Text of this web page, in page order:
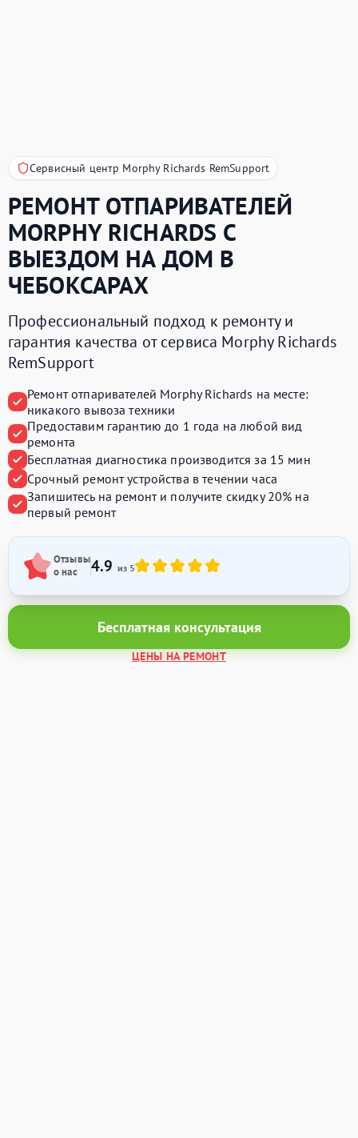
Сервисный центр Morphy Richards RemSupport
РЕМОНТ ОТПАРИВАТЕЛЕЙ
MORPHY RICHARDS С
ВЫЕЗДОМ НА ДОМ В
ЧЕБОКСАРАХ
Профессиональный подход к ремонту и
гарантия качества от сервиса Morphy Richards
RemSupport
Ремонт отпаривателей Morphy Richards на месте:
никакого вывоза техники
Предоставим гарантию до 1 года на любой вид
ремонта
Бесплатная диагностика производитсяза 15 мин
Срочный ремонт устройства в течении часа
Запишитесь на ремонт и получите скидку 20% на
первый ремонт
Отзывы
о нас
4.9 из 5
Бесплатная консультация
ЦЕНЫ НА РЕМОНТ